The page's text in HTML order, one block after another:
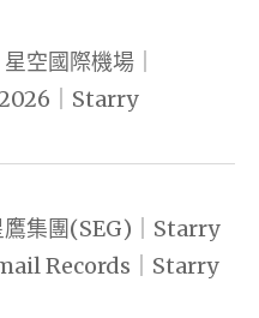
空國際機場｜
｜Starry
鷹集團(SEG)｜Starry
Records｜Starry